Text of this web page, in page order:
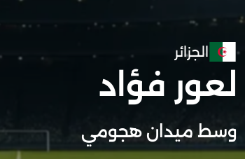
الجزائر
لعور فؤاد
وسط ميدان هجومي